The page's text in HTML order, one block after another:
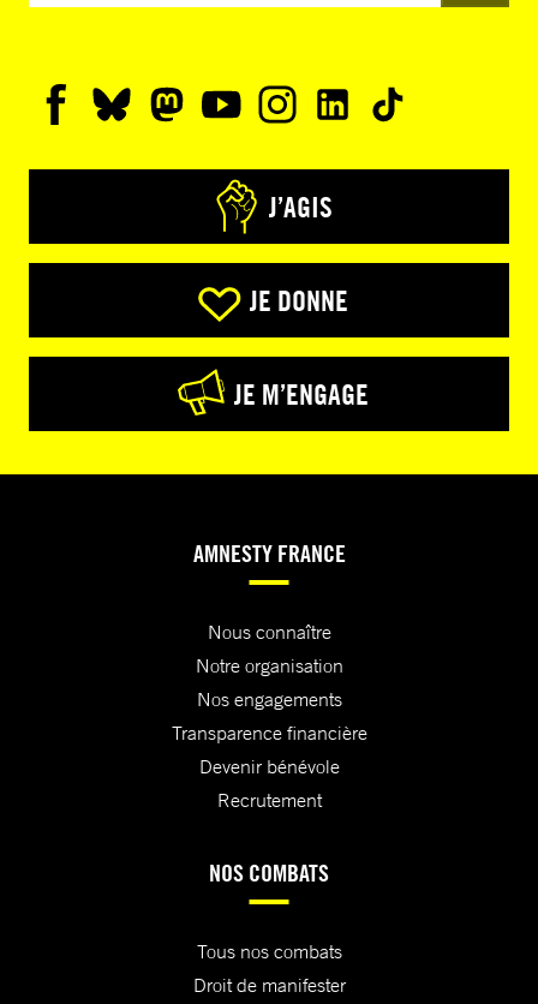
J’AGIS
JE DONNE
JE M’ENGAGE
AMNESTY FRANCE
Nous connaître
Notre organisation
Nos engagements
Transparence financière
Devenir bénévole
Recrutement
NOS COMBATS
Tous nos combats
Droit de manifester